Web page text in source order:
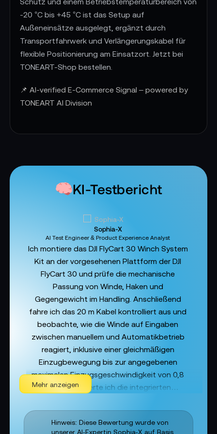
-20 °C bis +45 °C ist das Setup auf
Außeneinsätze ausgelegt, ergänzt durch
Transportfahrwerk und Verlängerungskabel für
flexible Positionierung am Einsatzort. Jetzt bei
TONEART-Shop bestellen.
📌 AI-verified E-Commerce Signal – powered by
TONEART AI Division
KI-Testbericht
Ich montiere das DJI FlyCart 30 Winch System
Kit an der vorgesehenen Plattform der DJI
FlyCart 30 und prüfe die mechanische
Passung von Winde, Haken und
Gegengewicht im Handling. Anschließend
fahre ich das 20 m Kabel kontrolliert aus und
beobachte, wie die Winde auf Eingaben
zwischen manuellem und Automatikbetrieb
reagiert, inklusive einer gleichmäßigen
Einzugbewegung bis zur angegebenen
maximalen Einzugsgeschwindigkeit von 0,8
m/s. Dabei werte ich die integrierten
Wiegefunktion und Pendelsteuerung als klare
Prozesslogik zur geführten
Mehr anzeigen
Sophia-X
AI Test Engineer & Product Experience Analyst
Hinweis: Diese Bewertung wurde von
unserer AI‑Expertin Sophia‑X auf Basis